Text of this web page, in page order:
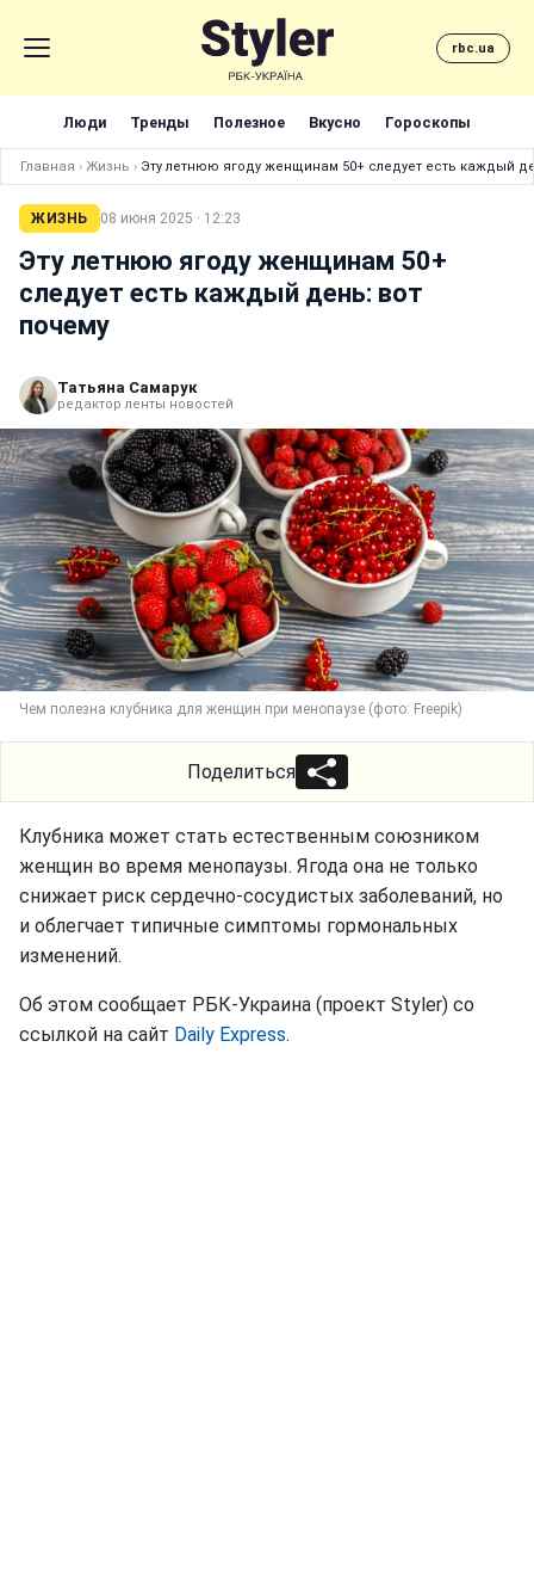
rbc.ua
Люди Тренды Полезное Вкусно Гороскопы
Главная › Жизнь › Эту летнюю ягоду женщинам 50+ следует есть каждый
ЖИЗНЬ 08 июня 2025 · 12:23
Эту летнюю ягоду женщинам 50+
следует есть каждый день: вот
почему
Татьяна Самарук
редактор ленты новостей
Чем полезна клубника для женщин при менопаузе (фото: Freepik)
Поделиться
Клубника может стать естественным союзником
женщин во время менопаузы. Ягода она не только
снижает риск сердечно-сосудистых заболеваний, но
и облегчает типичные симптомы гормональных
изменений.
Об этом сообщает РБК-Украина (проект Styler) со
ссылкой на сайт Daily Express.